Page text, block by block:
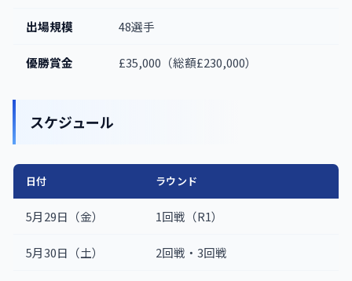
出場規模 48選手
優勝賞金 £35,000（総額£230,000）
スケジュール
日付 ラウンド
5月29日（金） 1回戦（R1）
5月30日（土） 2回戦・3回戦